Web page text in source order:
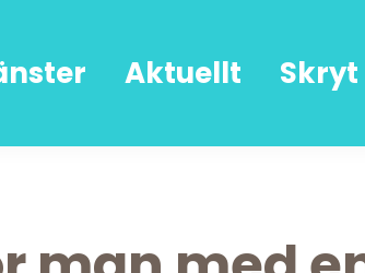
Aktuellt